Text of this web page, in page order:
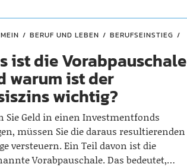
BERUF UND LEBEN
BERUFSEINSTIEG
ist die Vorabpauschale
warum ist der
wichtig?
Sie Geld in einen Investmentfonds
müssen Sie die daraus resultierenden
versteuern. Ein Teil davon ist die
Vorabpauschale. Das bedeutet,…